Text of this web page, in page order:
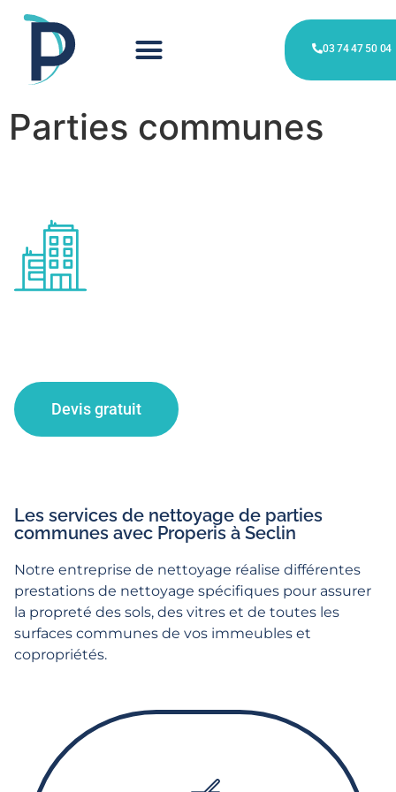
03 74 47 50 04
Parties communes
Devis gratuit
Les services de nettoyage de parties
communes avec Properis à Seclin
Notre entreprise de nettoyage réalise différentes
prestations de nettoyage spécifiques pour assurer
la propreté des sols, des vitres et de toutes les
surfaces communes de vos immeubles et
copropriétés.